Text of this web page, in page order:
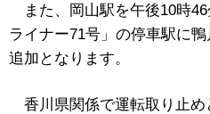
また、
岡山駅を午後10時
ライナー71号」の停車駅に鴨
追加となります。
香川県関係で運転取り止め